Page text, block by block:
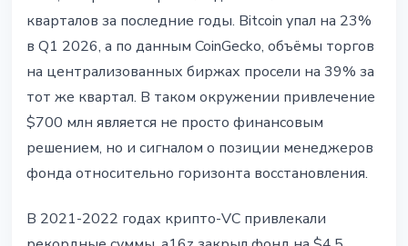
кварталов за последние годы. Bitcoin упал на 23%
в Q1 2026, а по данным CoinGecko, объёмы торгов
на централизованных биржах просели на 39% за
тот же квартал. В таком окружении привлечение
$700 млн является не просто финансовым
решением, но и сигналом о позиции менеджеров
фонда относительно горизонта восстановления.
В 2021-2022 годах крипто-VC привлекали